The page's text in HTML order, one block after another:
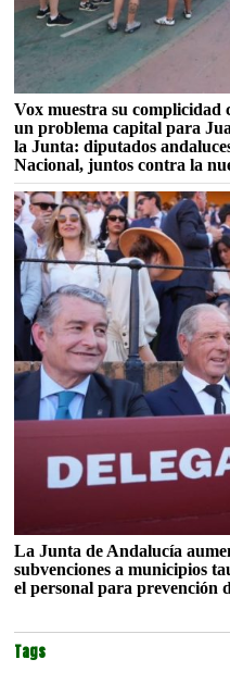
Vox muestra su complicidad
un problema capital para
la Junta: diputados
Nacional, juntos contra la
La Junta de Andalucía
subvenciones a municipios
el personal para prevención
Tags